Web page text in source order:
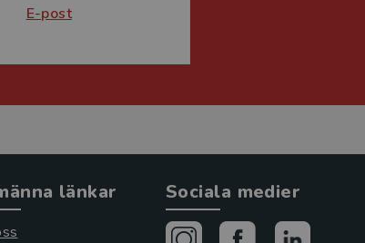
E-post
länkar Sociala medier